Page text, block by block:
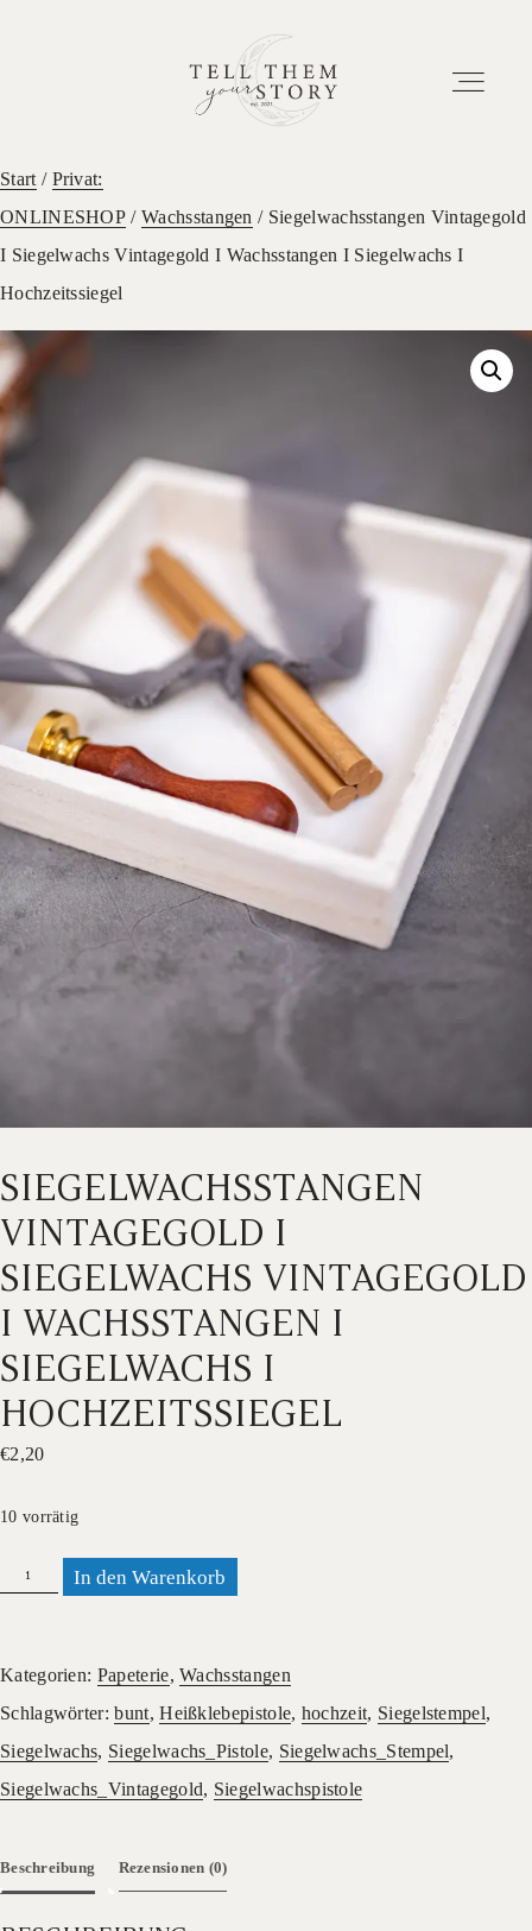
HOME
Start / Privat:
ONLINESHOP /Wachsstangen / Siegelwachsstangen Vintagegold
I Siegelwachs Vintagegold I Wachsstangen I Siegelwachs I
Hochzeitssiegel
SIEGELWACHSSTANGEN
VINTAGEGOLD I
SIEGELWACHS VINTAGEGOLD
I WACHSSTANGEN I
SIEGELWACHS I
HOCHZEITSSIEGEL
€2,20
10 vorrätig
Siegelwachsstangen
Vintagegold
I
Siegelwachs
Hochzeitssiegel
In den Warenkorb
Kategorien: Papeterie,Wachsstangen
Schlagwörter:bunt,Heißklebepistole, hochzeit, Siegelstempel,
Siegelwachs, Siegelwachs_Pistole, Siegelwachs_Stempel,
Siegelwachs_Vintagegold, Siegelwachspistole
Beschreibung Rezensionen (0)